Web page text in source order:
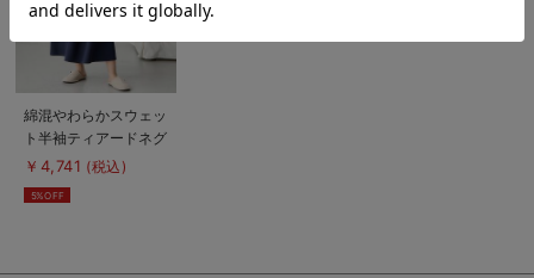
商
品
詳
細
を
見
る
綿混やわらかスウェッ
ト半袖ティアードネグ
リジェ マタニティ・
授乳パジャマ【産後も
長く着れる】
￥4,741 (税込)
5%OFF